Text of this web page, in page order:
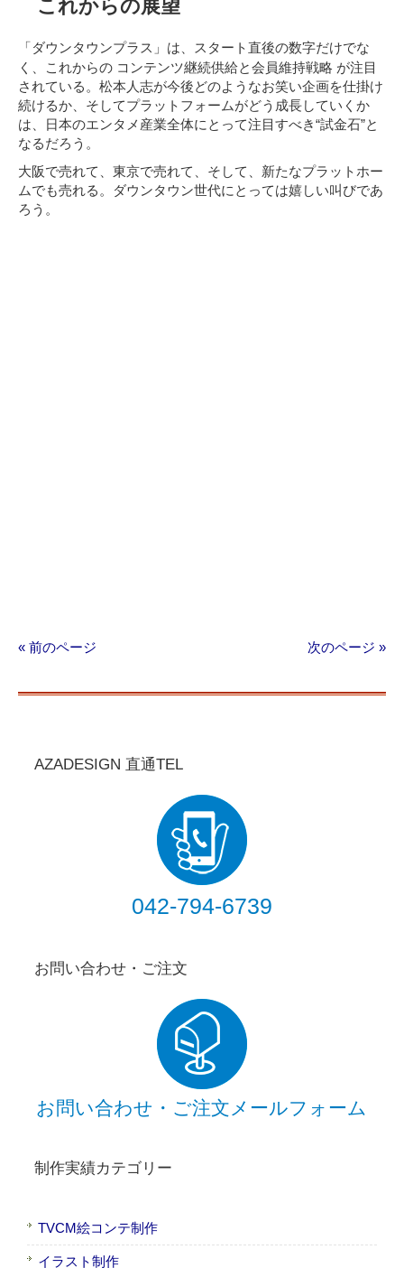
これからの展望
「ダウンタウンプラス」は、スタート直後の数字だけでな
く、これからの コンテンツ継続供給と会員維持戦略 が注目
されている。松本人志が今後どのようなお笑い企画を仕掛け
続けるか、そしてプラットフォームがどう成長していくか
は、日本のエンタメ産業全体にとって注目すべき“試金石”と
なるだろう。
大阪で売れて、東京で売れて、そして、新たなプラットホー
ムでも売れる。ダウンタウン世代にとっては嬉しい叫びであ
ろう。
« 前のページ 次のページ »
AZADESIGN 直通TEL
042-794-6739
お問い合わせ・ご注文
お問い合わせ・ご注文メールフォーム
制作実績カテゴリー
TVCM絵コンテ制作
イラスト制作